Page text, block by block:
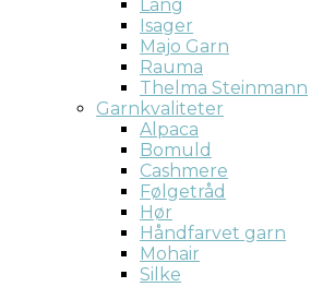
Lang
Isager
Majo Garn
Rauma
Thelma Steinmann
Garnkvaliteter
Alpaca
Bomuld
Cashmere
Følgetråd
Hør
Håndfarvet garn
Mohair
Silke